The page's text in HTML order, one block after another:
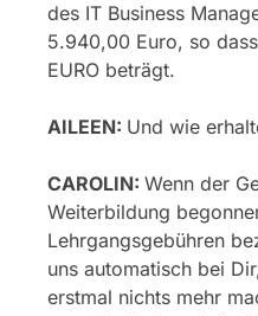
des IT Business
5.940,00 Euro, so
EURO beträgt.
AILEEN: Und wie
CAROLIN: Wenn der
Weiterbildung
Lehrgangsgebühren
uns automatisch bei
erstmal nichts mehr